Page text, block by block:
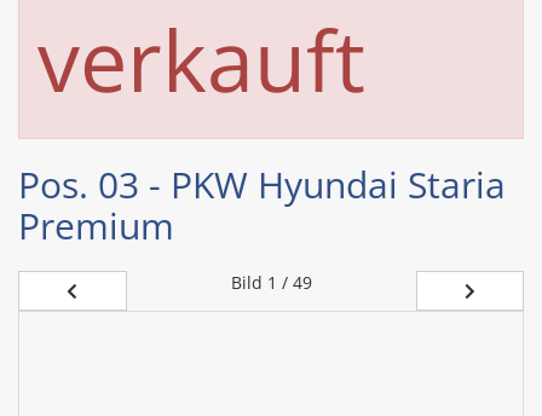
verkauft
Pos. 03 - PKW Hyundai Staria
Premium
Bild 1 / 49